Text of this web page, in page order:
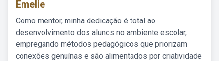
Emelie
Como mentor, minha dedicação é total ao
desenvolvimento dos alunos no ambiente escolar,
empregando métodos pedagógicos que priorizam
conexões genuínas e são alimentados por criatividade